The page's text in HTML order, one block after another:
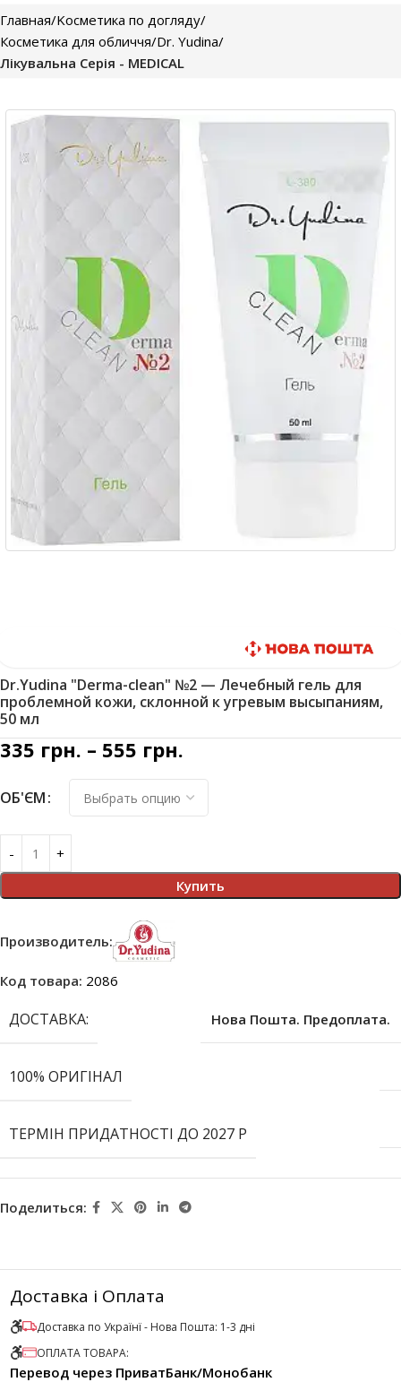
Главная Kосметика по догляду
Косметика для обличчя Dr. Yudina
Лікувальна Серія - MEDICAL
Dr.Yudina "Derma-clean" №2 — Лечебный гель для
проблемной кожи, склонной к угревым высыпаниям,
50 мл
335 грн. – 555 грн.
ОБ'ЄМ
Купить
Производитель:
Код товара: 2086
ДОСТАВКА: Нова Пошта. Предоплата.
100% ОРИГІНАЛ
ТЕРМІН ПРИДАТНОСТІ ДО 2027 Р
Поделиться:
Доставка і Оплата
Доставка по Українї - Нова Пошта: 1-3 дні
ОПЛАТА ТОВАРА:
Перевод через ПриватБанк/Монобанк